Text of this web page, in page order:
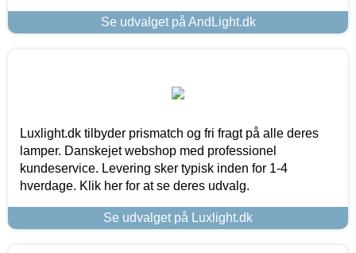
Se udvalget på AndLight.dk
Luxlight.dk tilbyder prismatch og fri fragt på alle deres
lamper. Danskejet webshop med professionel
kundeservice. Levering sker typisk inden for 1-4
hverdage. Klik her for at se deres udvalg.
Se udvalget på Luxlight.dk